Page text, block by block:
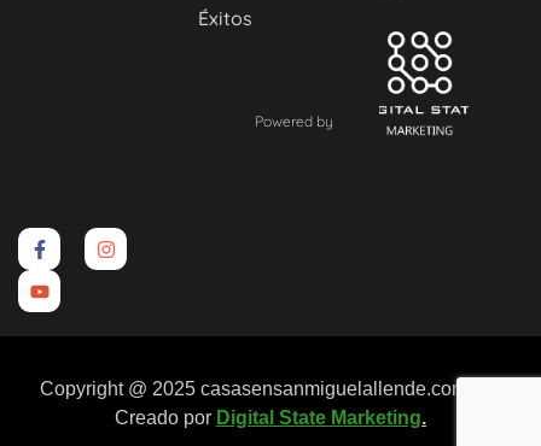
Éxitos
Powered by
Copyright @ 2025 casasensanmiguelallende.com.mx.
Creado por Digital State Marketing.